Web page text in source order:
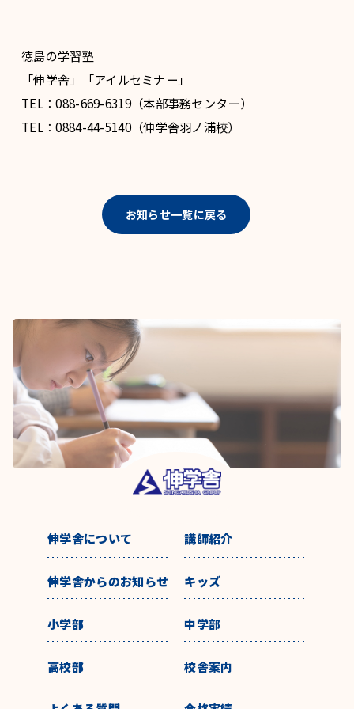
徳島の学習塾
「伸学舎」「アイルセミナー」
TEL：088-669-6319（本部事務センター）
TEL：0884-44-5140（伸学舎羽ノ浦校）
お知らせ一覧に戻る
伸学舎について 講師紹介
伸学舎からのお知らせ キッズ
小学部 中学部
高校部 校舎案内